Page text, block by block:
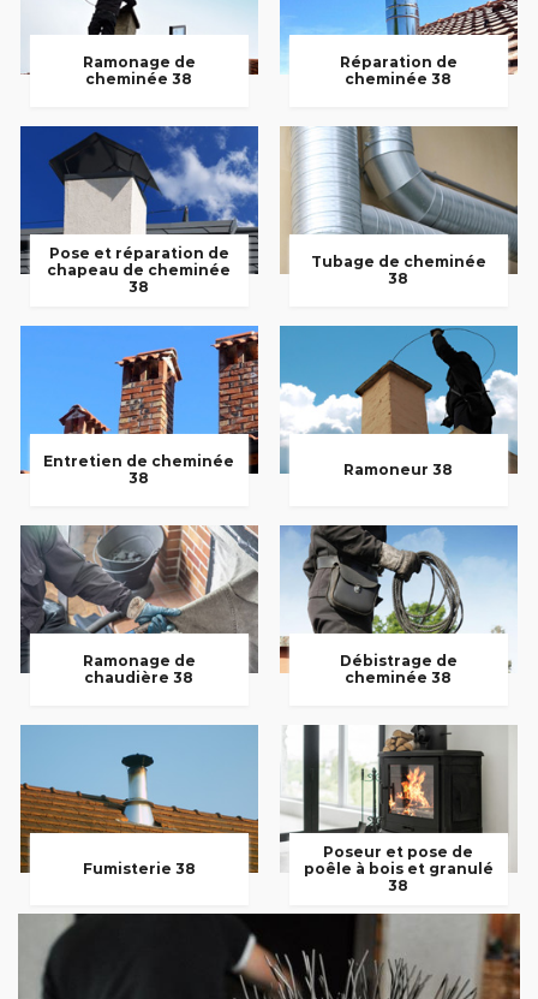
Ramonage de
cheminée 38
Réparation de
cheminée 38
Pose et réparation de
chapeau de cheminée
38
Tubage de cheminée
38
Entretien de cheminée
38
Ramoneur 38
Ramonage de
chaudière 38
Débistrage de
cheminée 38
Fumisterie 38
Poseur et pose de
poêle à bois et granulé
38